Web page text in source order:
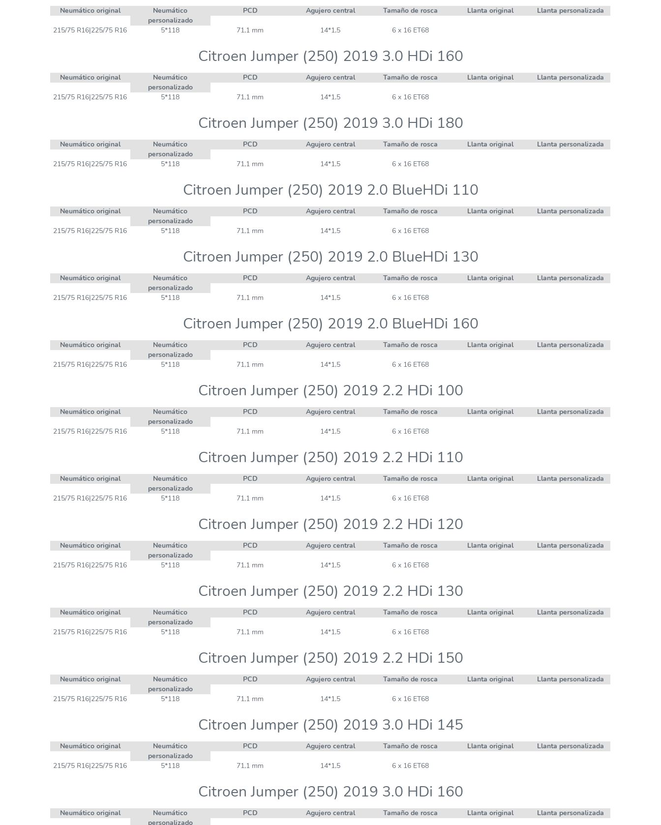
Neumático original
Neumático
personalizado
PCD Agujero central Tamaño de rosca Llanta original Llanta personalizada
215/75 R16|225/75 R16 5*118 71,1 mm 14*1,5 6 x 16 ET68
Citroen Jumper (250) 2019 3.0 HDi 160
Neumático original
Neumático
personalizado
PCD Agujero central Tamaño de rosca Llanta original Llanta personalizada
215/75 R16|225/75 R16 5*118 71,1 mm 14*1,5 6 x 16 ET68
Citroen Jumper (250) 2019 3.0 HDi 180
Neumático original
Neumático
personalizado
PCD Agujero central Tamaño de rosca Llanta original Llanta personalizada
215/75 R16|225/75 R16 5*118 71,1 mm 14*1,5 6 x 16 ET68
Citroen Jumper (250) 2019 2.0 BlueHDi 110
Neumático original
Neumático
personalizado
PCD Agujero central Tamaño de rosca Llanta original Llanta personalizada
215/75 R16|225/75 R16 5*118 71,1 mm 14*1,5 6 x 16 ET68
Citroen Jumper (250) 2019 2.0 BlueHDi 130
Neumático original
Neumático
personalizado
PCD Agujero central Tamaño de rosca Llanta original Llanta personalizada
215/75 R16|225/75 R16 5*118 71,1 mm 14*1,5 6 x 16 ET68
Citroen Jumper (250) 2019 2.0 BlueHDi 160
Neumático original
Neumático
personalizado
PCD Agujero central Tamaño de rosca Llanta original Llanta personalizada
215/75 R16|225/75 R16 5*118 71,1 mm 14*1,5 6 x 16 ET68
Citroen Jumper (250) 2019 2.2 HDi 100
Neumático original
Neumático
personalizado
PCD Agujero central Tamaño de rosca Llanta original Llanta personalizada
215/75 R16|225/75 R16 5*118 71,1 mm 14*1,5 6 x 16 ET68
Citroen Jumper (250) 2019 2.2 HDi 110
Neumático original
Neumático
personalizado
PCD Agujero central Tamaño de rosca Llanta original Llanta personalizada
215/75 R16|225/75 R16 5*118 71,1 mm 14*1,5 6 x 16 ET68
Citroen Jumper (250) 2019 2.2 HDi 120
Neumático original
Neumático
personalizado
PCD Agujero central Tamaño de rosca Llanta original Llanta personalizada
215/75 R16|225/75 R16 5*118 71,1 mm 14*1,5 6 x 16 ET68
Citroen Jumper (250) 2019 2.2 HDi 130
Neumático original
Neumático
personalizado
PCD Agujero central Tamaño de rosca Llanta original Llanta personalizada
215/75 R16|225/75 R16 5*118 71,1 mm 14*1,5 6 x 16 ET68
Citroen Jumper (250) 2019 2.2 HDi 150
Neumático original
Neumático
personalizado
PCD Agujero central Tamaño de rosca Llanta original Llanta personalizada
215/75 R16|225/75 R16 5*118 71,1 mm 14*1,5 6 x 16 ET68
Citroen Jumper (250) 2019 3.0 HDi 145
Neumático original
Neumático
personalizado
PCD Agujero central Tamaño de rosca Llanta original Llanta personalizada
215/75 R16|225/75 R16 5*118 71,1 mm 14*1,5 6 x 16 ET68
Citroen Jumper (250) 2019 3.0 HDi 160
Neumático original
Neumático
personalizado
PCD Agujero central Tamaño de rosca Llanta original Llanta personalizada